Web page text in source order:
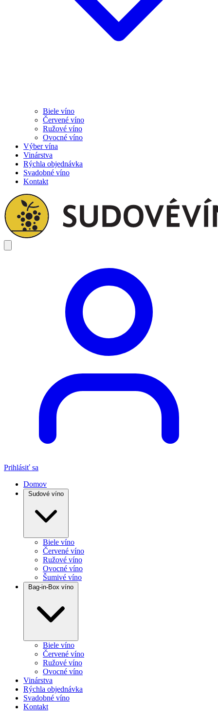
Biele víno
Červené víno
Ružové víno
Ovocné víno
Výber vína
Vinárstva
Rýchla objednávka
Svadobné víno
Kontakt
Prihlásiť sa
Domov
Sudové víno
Biele víno
Červené víno
Ružové víno
Ovocné víno
Šumivé víno
Bag-in-Box víno
Biele víno
Červené víno
Ružové víno
Ovocné víno
Vinárstva
Rýchla objednávka
Svadobné víno
Kontakt